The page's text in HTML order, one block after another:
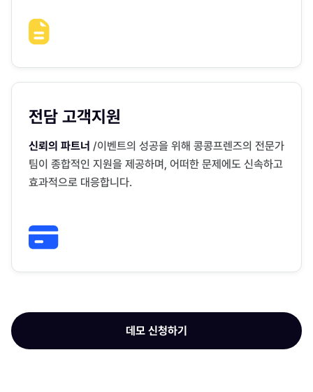
전담 고객지원
신뢰의 파트너 /이벤트의 성공을 위해 콩콩프렌즈의 전문가
팀이 종합적인 지원을 제공하며, 어떠한 문제에도 신속하고
효과적으로 대응합니다.
데모 신청하기